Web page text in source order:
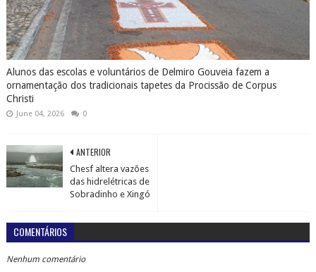
Alunos das escolas e voluntários de Delmiro Gouveia fazem a
ornamentação dos tradicionais tapetes da Procissão de Corpus
Christi
June 04, 2026 0
ANTERIOR
Chesf altera vazões
das hidrelétricas de
Sobradinho e Xingó
COMENTÁRIOS
Nenhum comentário